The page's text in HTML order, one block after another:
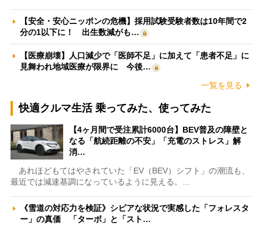
【安全・安心ニッポンの危機】採用試験受験者数は10年間で2
分の1以下に！ 出生数減がも…
【医療崩壊】人口減少で「医師不足」に加えて「患者不足」に
見舞われ地域医療が限界に 今後…
一覧を見る
快適クルマ生活 乗ってみた、使ってみた
【4ヶ月間で受注累計6000台】BEV普及の障壁と
なる「航続距離の不安」「充電のストレス」解
消…
あれほどもてはやされていた「EV（BEV）シフト」の潮流も、
最近では減速基調になっているように見える。…
《雪道の対応力を検証》シビアな状況で実感した「フォレスタ
ー」の真価 「ターボ」と「スト…